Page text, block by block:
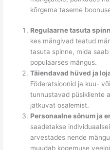
kõrgema taseme
Regulaarne tasuta
kes mängivad teatud
tasuta spinne, mida
populaarses mängus.
Täiendavad hüved ja
Föderatsioonid ja kuu-
tunnustavad püsikliente
jätkuvat osalemist.
Personaalne sõnum ja
saadetakse
arvestades nende
muudab kogemuse